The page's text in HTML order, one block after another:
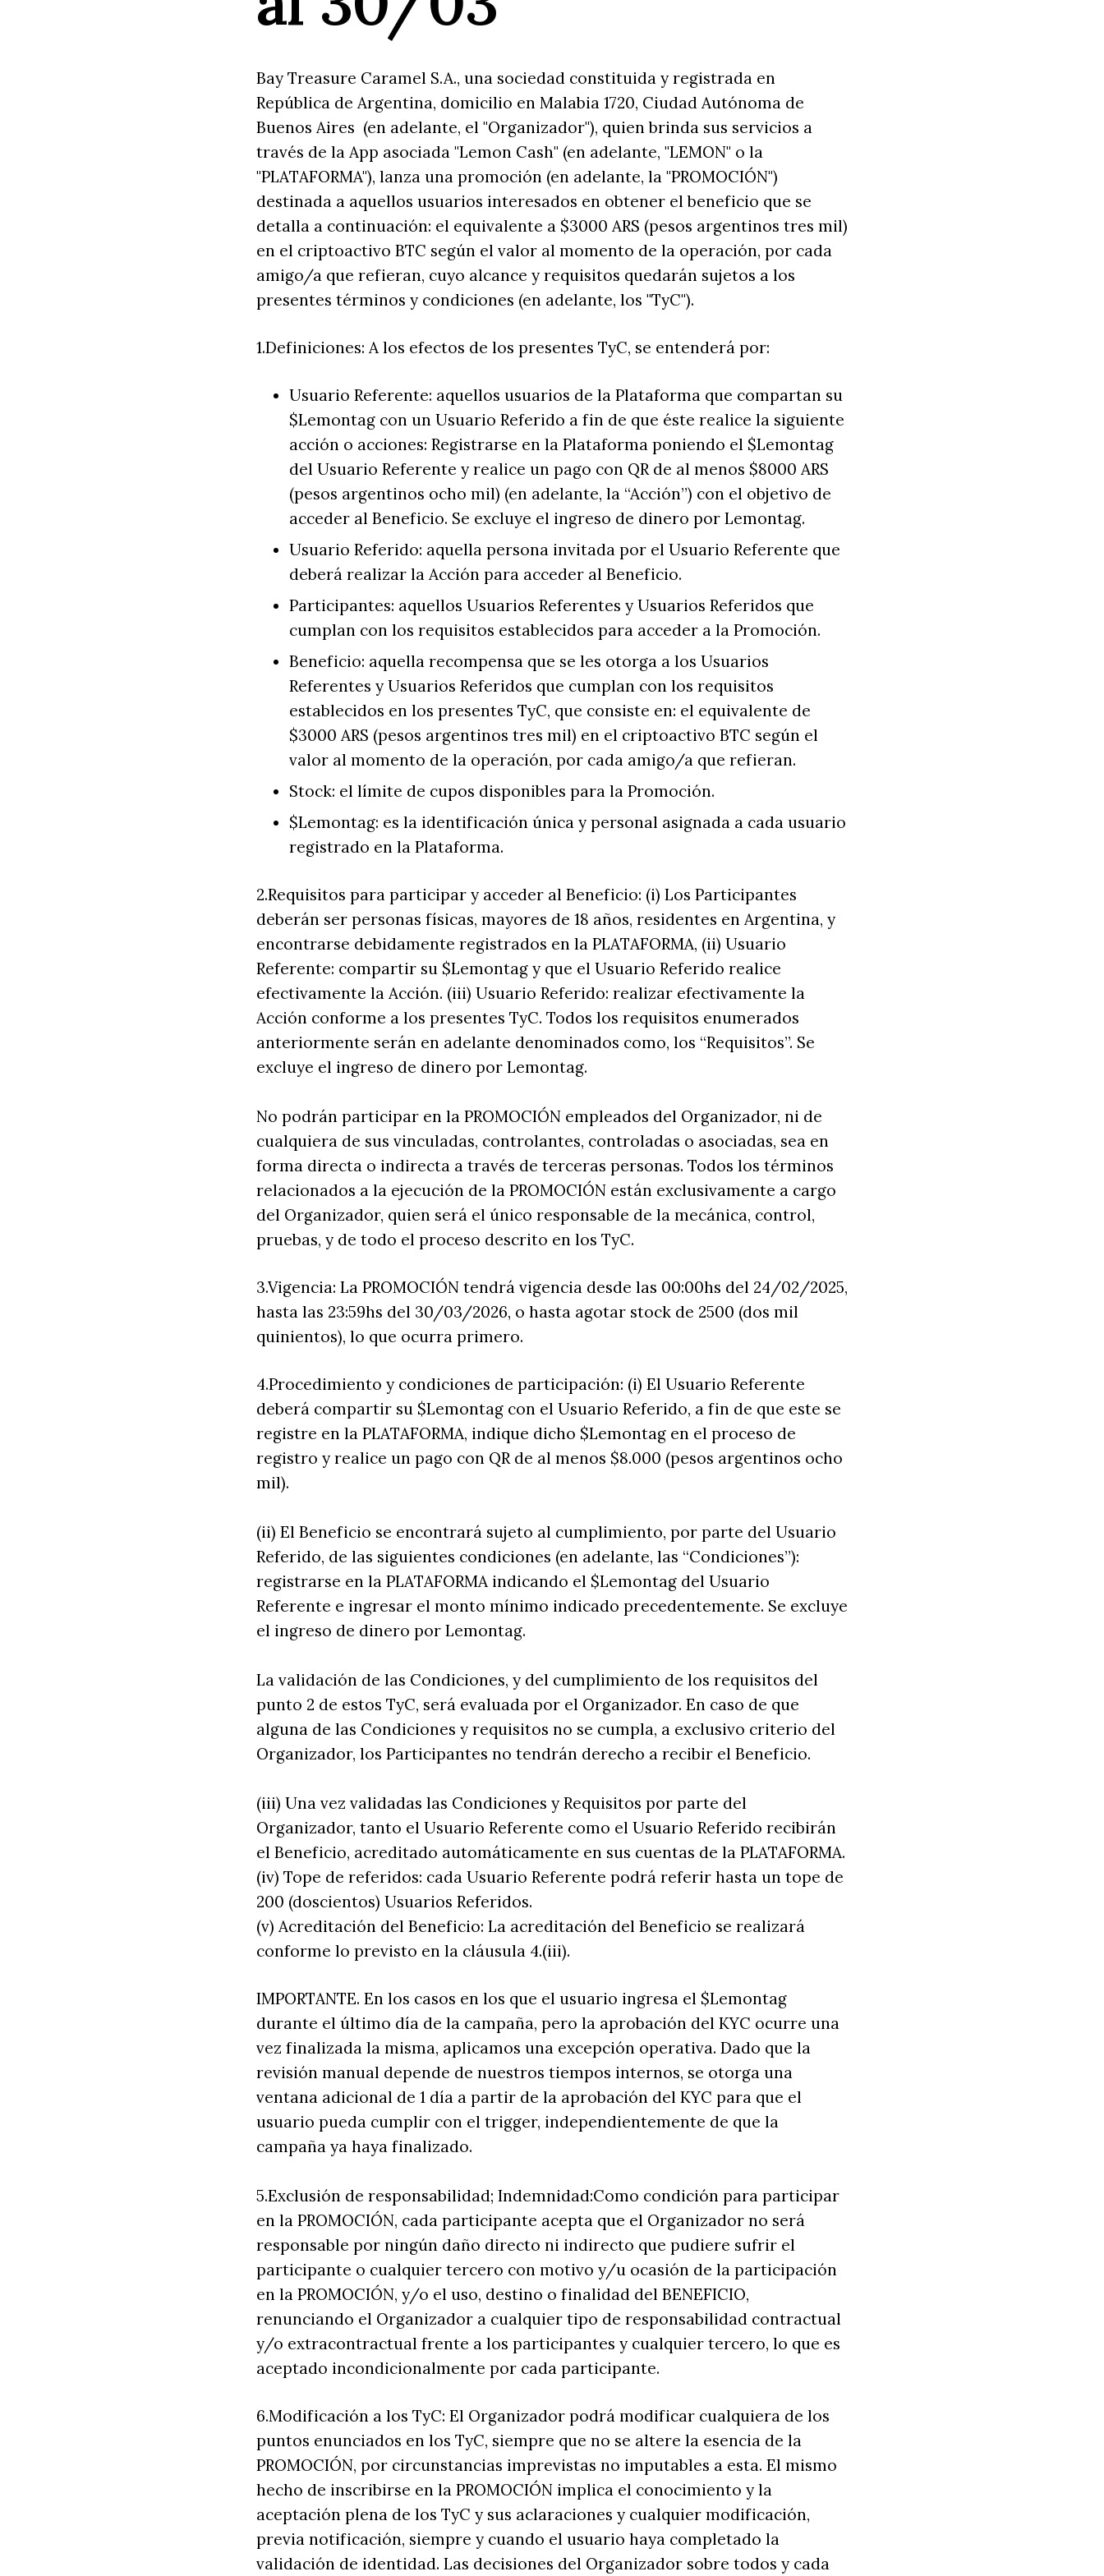
Bay Treasure Caramel S.A., una sociedad constituida y registrada en
República de Argentina, domicilio en Malabia 1720, Ciudad Autónoma de
Buenos Aires (en adelante, el "Organizador"), quien brinda sus servicios a
través de la App asociada "Lemon Cash" (en adelante, "LEMON" o la
"PLATAFORMA"), lanza una promoción (en adelante, la "PROMOCIÓN")
destinada a aquellos usuarios interesados en obtener el beneficio que se
detalla a continuación: el equivalente a $3000 ARS (pesos argentinos tres mil)
en el criptoactivo BTC según el valor al momento de la operación, por cada
amigo/a que refieran, cuyo alcance y requisitos quedarán sujetos a los
presentes términos y condiciones (en adelante, los "TyC").
1.Definiciones: A los efectos de los presentes TyC, se entenderá por:
Usuario Referente: aquellos usuarios de la Plataforma que compartan su
$Lemontag con un Usuario Referido a fin de que éste realice la siguiente
acción o acciones: Registrarse en la Plataforma poniendo el $Lemontag
del Usuario Referente y realice un pago con QR de al menos $8000 ARS
(pesos argentinos ocho mil) (en adelante, la “Acción”) con el objetivo de
acceder al Beneficio. Se excluye el ingreso de dinero por Lemontag.
Usuario Referido: aquella persona invitada por el Usuario Referente que
deberá realizar la Acción para acceder al Beneficio.
Participantes: aquellos Usuarios Referentes y Usuarios Referidos que
cumplan con los requisitos establecidos para acceder a la Promoción.
Beneficio: aquella recompensa que se les otorga a los Usuarios
Referentes y Usuarios Referidos que cumplan con los requisitos
establecidos en los presentes TyC, que consiste en: el equivalente de
$3000 ARS (pesos argentinos tres mil) en el criptoactivo BTC según el
valor al momento de la operación, por cada amigo/a que refieran.
Stock: el límite de cupos disponibles para la Promoción.
$Lemontag: es la identificación única y personal asignada a cada usuario
registrado en la Plataforma.
2.Requisitos para participar y acceder al Beneficio: (i) Los Participantes
deberán ser personas físicas, mayores de 18 años, residentes en Argentina, y
encontrarse debidamente registrados en la PLATAFORMA, (ii) Usuario
Referente: compartir su $Lemontag y que el Usuario Referido realice
efectivamente la Acción. (iii) Usuario Referido: realizar efectivamente la
Acción conforme a los presentes TyC. Todos los requisitos enumerados
anteriormente serán en adelante denominados como, los “Requisitos”. Se
excluye el ingreso de dinero por Lemontag.
No podrán participar en la PROMOCIÓN empleados del Organizador, ni de
cualquiera de sus vinculadas, controlantes, controladas o asociadas, sea en
forma directa o indirecta a través de terceras personas. Todos los términos
relacionados a la ejecución de la PROMOCIÓN están exclusivamente a cargo
del Organizador, quien será el único responsable de la mecánica, control,
pruebas, y de todo el proceso descrito en los TyC.
3.Vigencia: La PROMOCIÓN tendrá vigencia desde las 00:00hs del 24/02/2025,
hasta las 23:59hs del 30/03/2026, o hasta agotar stock de 2500 (dos mil
quinientos), lo que ocurra primero.
4.Procedimiento y condiciones de participación: (i) El Usuario Referente
deberá compartir su $Lemontag con el Usuario Referido, a fin de que este se
registre en la PLATAFORMA, indique dicho $Lemontag en el proceso de
registro y realice un pago con QR de al menos $8.000 (pesos argentinos ocho
mil).
(ii) El Beneficio se encontrará sujeto al cumplimiento, por parte del Usuario
Referido, de las siguientes condiciones (en adelante, las “Condiciones”):
registrarse en la PLATAFORMA indicando el $Lemontag del Usuario
Referente e ingresar el monto mínimo indicado precedentemente. Se excluye
el ingreso de dinero por Lemontag.
La validación de las Condiciones, y del cumplimiento de los requisitos del
punto 2 de estos TyC, será evaluada por el Organizador. En caso de que
alguna de las Condiciones y requisitos no se cumpla, a exclusivo criterio del
Organizador, los Participantes no tendrán derecho a recibir el Beneficio.
(iii) Una vez validadas las Condiciones y Requisitos por parte del
Organizador, tanto el Usuario Referente como el Usuario Referido recibirán
el Beneficio, acreditado automáticamente en sus cuentas de la PLATAFORMA.
(iv) Tope de referidos: cada Usuario Referente podrá referir hasta un tope de
200 (doscientos) Usuarios Referidos.
(v) Acreditación del Beneficio: La acreditación del Beneficio se realizará
conforme lo previsto en la cláusula 4.(iii).
IMPORTANTE. En los casos en los que el usuario ingresa el $Lemontag
durante el último día de la campaña, pero la aprobación del KYC ocurre una
vez finalizada la misma, aplicamos una excepción operativa. Dado que la
revisión manual depende de nuestros tiempos internos, se otorga una
ventana adicional de 1 día a partir de la aprobación del KYC para que el
usuario pueda cumplir con el trigger, independientemente de que la
campaña ya haya finalizado.
5.Exclusión de responsabilidad; Indemnidad:Como condición para participar
en la PROMOCIÓN, cada participante acepta que el Organizador no será
responsable por ningún daño directo ni indirecto que pudiere sufrir el
participante o cualquier tercero con motivo y/u ocasión de la participación
en la PROMOCIÓN, y/o el uso, destino o finalidad del BENEFICIO,
renunciando el Organizador a cualquier tipo de responsabilidad contractual
y/o extracontractual frente a los participantes y cualquier tercero, lo que es
aceptado incondicionalmente por cada participante.
6.Modificación a los TyC: El Organizador podrá modificar cualquiera de los
puntos enunciados en los TyC, siempre que no se altere la esencia de la
PROMOCIÓN, por circunstancias imprevistas no imputables a esta. El mismo
hecho de inscribirse en la PROMOCIÓN implica el conocimiento y la
aceptación plena de los TyC y sus aclaraciones y cualquier modificación,
previa notificación, siempre y cuando el usuario haya completado la
validación de identidad. Las decisiones del Organizador sobre todos y cada